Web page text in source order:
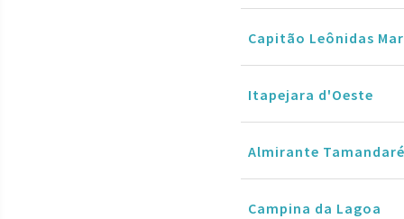
Capitão Leônidas
Itapejara d'Oeste
Almirante Tamandaré
Campina da Lagoa